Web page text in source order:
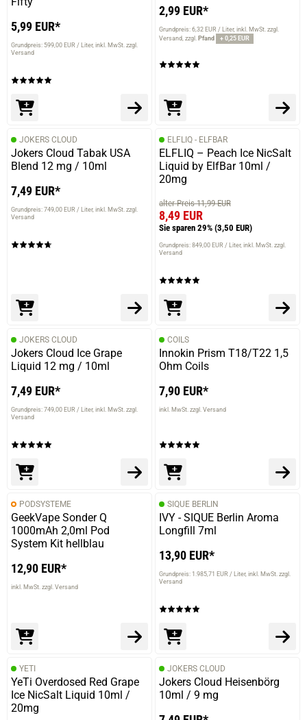
prev
5,99 EUR*
Grundpreis: 599,00 EUR / Liter inkl. MwSt. zzgl.
Versand
2,99 EUR*
Grundpreis: 6,32 EUR / Liter inkl. MwSt. zzgl.
Versand zzgl. Pfand + 0,25 EUR
JOKERS CLOUD
Jokers Cloud Tabak USA
Blend 12 mg / 10ml
7,49 EUR*
Grundpreis: 749,00 EUR / Liter inkl. MwSt. zzgl.
Versand
ELFLIQ - ELFBAR
ELFLIQ – Peach Ice NicSalt
Liquid by ElfBar 10ml /
20mg
alter Preis 11,99 EUR
8,49 EUR
Sie sparen 29% (3,50 EUR)
Grundpreis: 849,00 EUR / Liter inkl. MwSt. zzgl.
Versand
JOKERS CLOUD
Jokers Cloud Ice Grape
Liquid 12 mg / 10ml
7,49 EUR*
Grundpreis: 749,00 EUR / Liter inkl. MwSt. zzgl.
Versand
COILS
Innokin Prism T18/T22 1,5
Ohm Coils
7,90 EUR*
inkl. MwSt. zzgl. Versand
PODSYSTEME
GeekVape Sonder Q
1000mAh 2,0ml Pod
System Kit hellblau
12,90 EUR*
inkl. MwSt. zzgl. Versand
SIQUE BERLIN
IVY - SIQUE Berlin Aroma
Longfill 7ml
13,90 EUR*
Grundpreis: 1.985,71 EUR / Liter inkl. MwSt. zzgl.
Versand
YETI
YeTi Overdosed Red Grape
Ice NicSalt Liquid 10ml /
20mg
JOKERS CLOUD
Jokers Cloud Heisenbörg
10ml / 9 mg